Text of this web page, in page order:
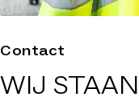
Contact
WIJ